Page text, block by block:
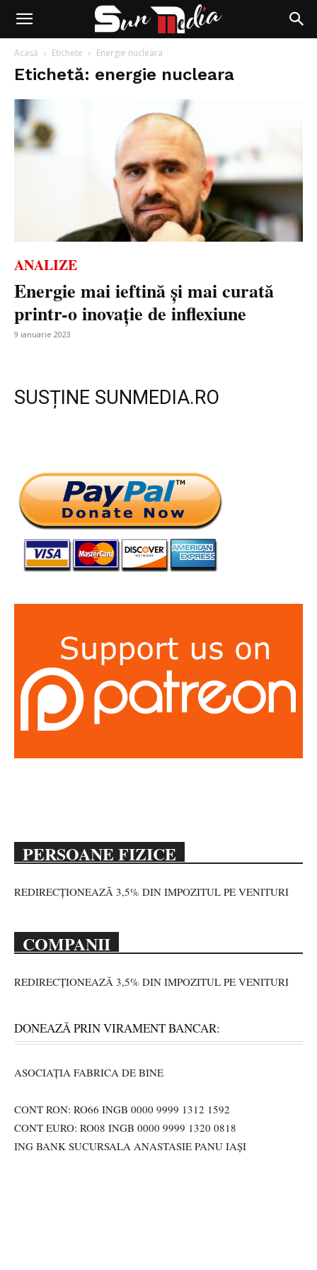
Acasă Etichete Energie nucleara
Etichetă: energie nucleara
ANALIZE
Energie mai ieftină și mai curată
printr-o inovație de inflexiune
9 ianuarie 2023
SUSȚINE SUNMEDIA.RO
PERSOANE FIZICE
REDIRECȚIONEAZĂ 3,5% DIN IMPOZITUL PE VENITURI
COMPANII
REDIRECȚIONEAZĂ 3,5% DIN IMPOZITUL PE VENITURI
DONEAZĂ PRIN VIRAMENT BANCAR:
ASOCIAȚIA FABRICA DE BINE
CONT RON: RO66 INGB 0000 9999 1312 1592
CONT EURO: RO08 INGB 0000 9999 1320 0818
ING BANK SUCURSALA ANASTASIE PANU IAȘI